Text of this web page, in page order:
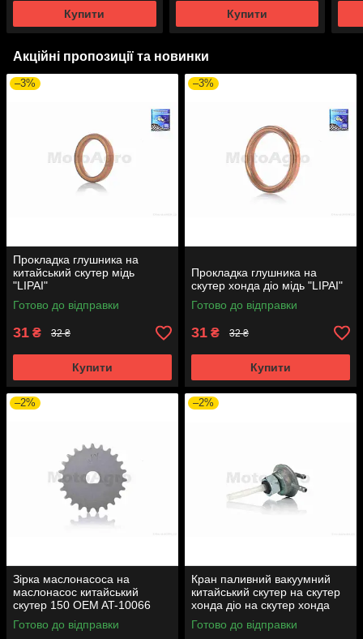
Купити Купити
Акційні пропозиції та новинки
–3%
Прокладка глушника на
китайський скутер мідь
"LIPAI"
Готово до відправки
31 ₴ 32 ₴
Купити
–3%
Прокладка глушника на
скутер хонда діо мідь "LIPAI"
Готово до відправки
31 ₴ 32 ₴
Купити
–2%
Зірка маслонасоса на
маслонасос китайський
скутер 150 OEM AT-10066
Готово до відправки
–2%
Кран паливний вакуумний
китайський скутер на скутер
хонда діо на скутер хонда
такт AF24 вкручується M16
AT-7074
Готово до відправки